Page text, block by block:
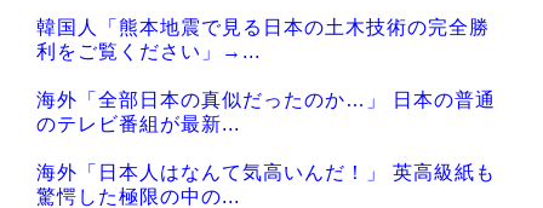
韓国人「熊本地震で見る日本の土木技術の完全勝
利をご覧ください」→...
海外「全部日本の真似だったのか…」 日本の普通
のテレビ番組が最新...
海外「日本人はなんて気高いんだ！」 英高級紙も
驚愕した極限の中の...